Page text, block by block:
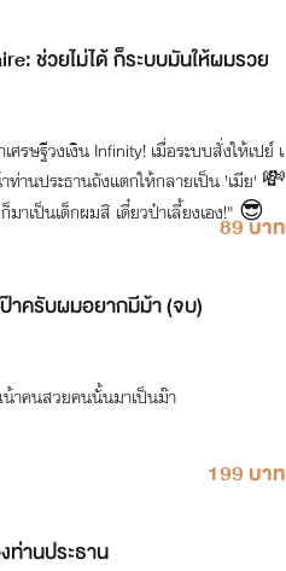
ช่วยไม่ได้ ก็ระบบมันให้ผมรวย
ศรษฐีวงเงิน Infinity! เมื่อระบบสั่งให้เปย์ เ
ท่านประธานถังแตกให้กลายเป็น 'เมีย' 💸
มาเป็นเด็กผมสิ เดี๋ยวป๋าเลี้ยงเอง!" 😎
89 บาท
าครับผมอยากมีม้า (จบ)
าคนสวยคนนั้นมาเป็นม๊า
199 บาท
ท่านประธาน